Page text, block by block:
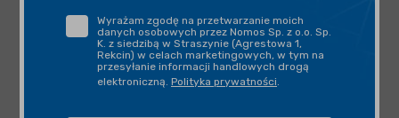
Wyrażam zgodę na przetwarzanie moich
danych osobowych przez Nomos Sp. z o.o. Sp.
K. z siedzibą w Straszynie (Agrestowa 1,
Rekcin) w celach marketingowych, w tym na
przesyłanie informacji handlowych drogą
elektroniczną. Polityka prywatności.